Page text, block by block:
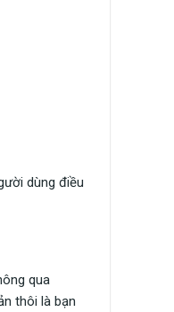
dùng điều
qua
thôi là bạn